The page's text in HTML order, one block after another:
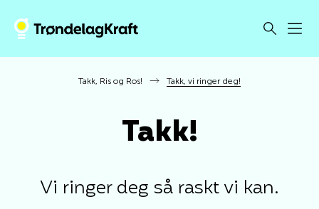
Takk, Ris og Ros! Takk, vi ringer deg!
Takk!
Vi ringer deg så raskt vi kan.